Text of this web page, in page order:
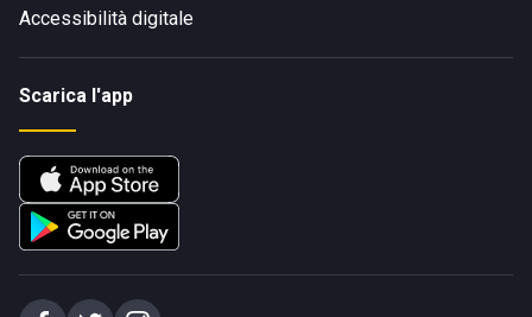
Accessibilità digitale
Scarica l'app